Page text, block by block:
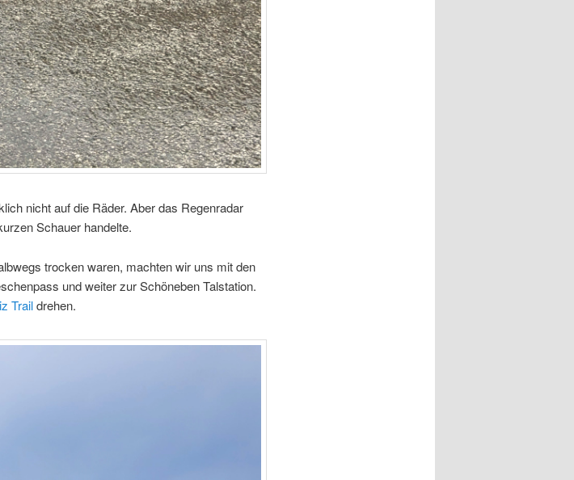
nicht auf die Räder. Aber das Regenradar
Schauer handelte.
trocken waren, machten wir uns mit den
und weiter zur Schöneben Talstation.
Traildrehen.